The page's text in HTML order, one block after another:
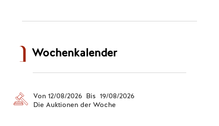
Wochenkalender
Von 12/08/2026 Bis 19/08/2026
Die Auktionen der Woche